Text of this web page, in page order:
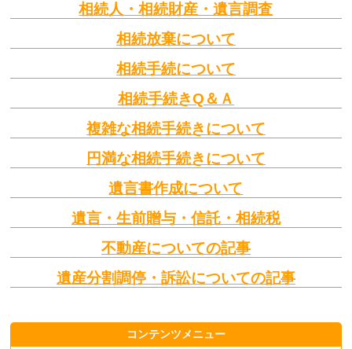
相続人・相続財産・遺言調査
相続放棄について
相続手続について
相続手続きQ＆Ａ
複雑な相続手続きについて
円満な相続手続きについて
遺言書作成について
遺言・生前贈与・信託・相続税
不動産についての記事
遺産分割調停・訴訟についての記事
コンテンツメニュー